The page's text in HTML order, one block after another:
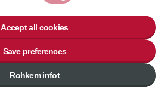
Koostanud ja toimetanud
Hannes Palang ja Tiit
Tammaru
Autorid: Eiki Berg, Karin
Dean, Raul Eamets, Mark
Gortfelder, Olle Järv, Kadi
Kalm, Kadri Kasemets, Kadri
Accept all cookies
Save preferences
Rohkem infot